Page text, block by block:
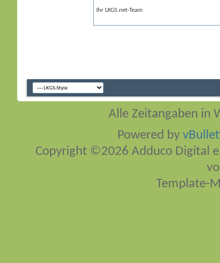
Ihr LKGS.net-Team
Alle Zeitangaben in
Powered by
Copyright ©2026 Adduco Digital
Template-